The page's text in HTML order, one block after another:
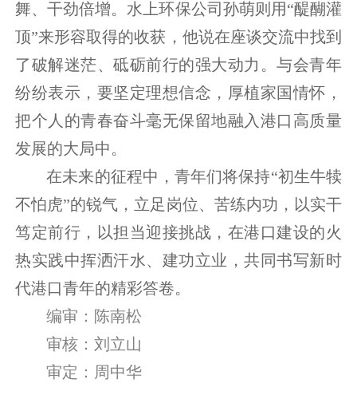
舞、干劲倍增。水上环保公司孙萌则用“醍醐灌
顶”来形容取得的收获，他说在座谈交流中找到
了破解迷茫、砥砺前行的强大动力。与会青年
纷纷表示，要坚定理想信念，厚植家国情怀，
把个人的青春奋斗毫无保留地融入港口高质量
发展的大局中。
在未来的征程中，青年们将保持“初生牛犊
不怕虎”的锐气，立足岗位、苦练内功，以实干
笃定前行，以担当迎接挑战，在港口建设的火
热实践中挥洒汗水、建功立业，共同书写新时
代港口青年的精彩答卷。
编审：陈南松
审核：刘立山
审定：周中华